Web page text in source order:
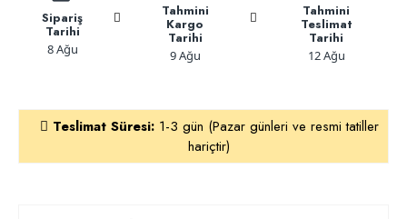
Sipariş
Tarihi
8 Ağu
Tahmini
Kargo
Tarihi
9 Ağu
Tahmini
Teslimat
Tarihi
12 Ağu
Teslimat Süresi:1-3 gün (Pazar günleri ve resmi tatiller
hariçtir)